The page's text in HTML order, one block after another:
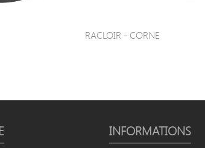
RACLOIR - CORNE
INFORMATIONS